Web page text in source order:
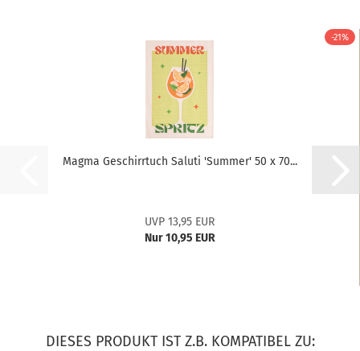
-21%
Magma Geschirrtuch Saluti 'Summer' 50 x 70...
UVP 13,95 EUR
Nur 10,95 EUR
DIESES PRODUKT IST Z.B. KOMPATIBEL ZU: